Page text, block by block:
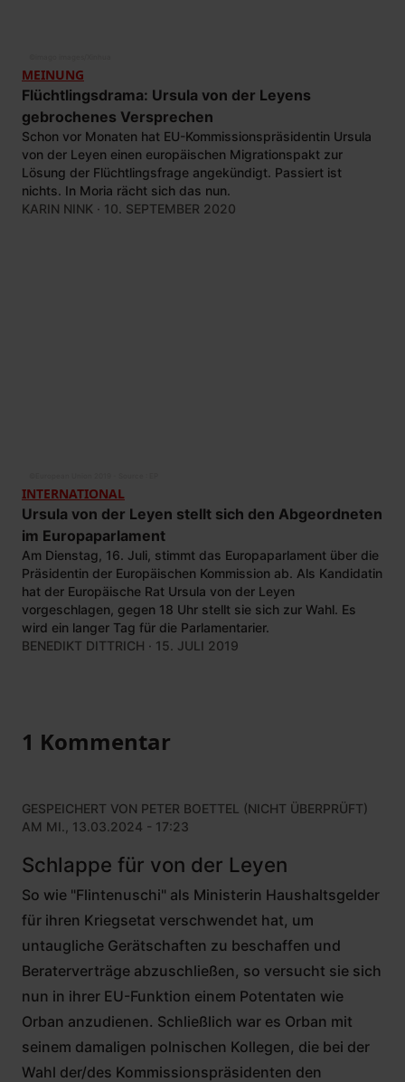
MEINUNG
Flüchtlingsdrama: Ursula von der Leyens
gebrochenes Versprechen
Schon vor Monaten hat EU-Kommissionspräsidentin Ursula
von der Leyen einen europäischen Migrationspakt zur
Lösung der Flüchtlingsfrage angekündigt. Passiert ist
nichts. In Moria rächt sich das nun.
KARIN NINK · 10. SEPTEMBER 2020
INTERNATIONAL
Ursula von der Leyen stellt sich den Abgeordneten
im Europaparlament
Am Dienstag, 16. Juli, stimmt das Europaparlament über die
Präsidentin der Europäischen Kommission ab. Als Kandidatin
hat der Europäische Rat Ursula von der Leyen
vorgeschlagen, gegen 18 Uhr stellt sie sich zur Wahl. Es
wird ein langer Tag für die Parlamentarier.
BENEDIKT DITTRICH · 15. JULI 2019
1 Kommentar
GESPEICHERT VON PETER BOETTEL (NICHT ÜBERPRÜFT)
AM MI., 13.03.2024 - 17:23
Schlappe für von der Leyen
So wie "Flintenuschi" als Ministerin Haushaltsgelder
für ihren Kriegsetat verschwendet hat, um
untaugliche Gerätschaften zu beschaffen und
Beraterverträge abzuschließen, so versucht sie sich
nun in ihrer EU-Funktion einem Potentaten wie
Orban anzudienen. Schließlich war es Orban mit
seinem damaligen polnischen Kollegen, die bei der
Wahl der/des Kommissionspräsidenten den